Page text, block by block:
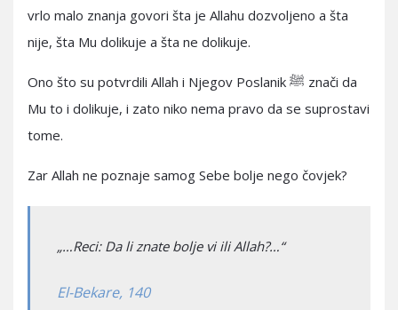
vrlo malo znanja govori šta je Allahu dozvoljeno a šta
nije, šta Mu dolikuje a šta ne dolikuje.
Ono što su potvrdili Allah i Njegov Poslanik ﷺ znači da
Mu to i dolikuje, i zato niko nema pravo da se suprostavi
tome.
Zar Allah ne poznaje samog Sebe bolje nego čovjek?
„…Reci: Da li znate bolje vi ili Allah?…“
El-Bekare, 140